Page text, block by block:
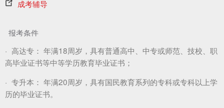
成考辅导
报考条件
· 高达专： 年满18周岁，具有普通高中、中专或师范、技校、职
高毕业证书等中等学历教育毕业证书；
· 专升本： 年满20周岁，具有国民教育系列的专科或专科以上学
历的毕业证书。